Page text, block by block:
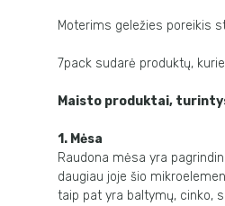
Moterims geležies poreikis
7pack sudarė produktų,
Maisto produktai,
1. Mėsa
Raudona mėsa yra
daugiau joje šio
taip pat yra baltymų, cinko,